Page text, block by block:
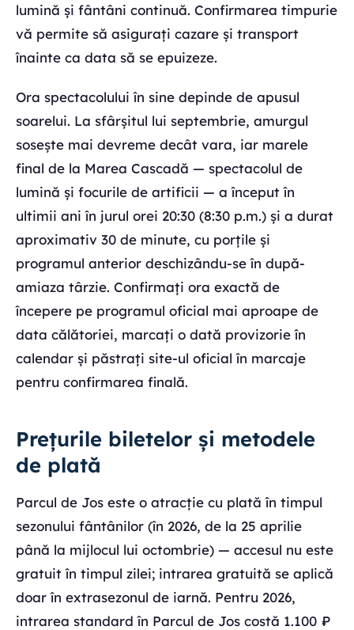
lumină și fântâni continuă. Confirmarea timpurie
vă permite să asigurați cazare și transport
înainte ca data să se epuizeze.
Ora spectacolului în sine depinde de apusul
soarelui. La sfârșitul lui septembrie, amurgul
sosește mai devreme decât vara, iar marele
final de la Marea Cascadă — spectacolul de
lumină și focurile de artificii — a început în
ultimii ani în jurul orei 20:30 (8:30 p.m.) și a durat
aproximativ 30 de minute, cu porțile și
programul anterior deschizându-se în după-
amiaza târzie. Confirmați ora exactă de
începere pe programul oficial mai aproape de
data călătoriei, marcați o dată provizorie în
calendar și păstrați site-ul oficial în marcaje
pentru confirmarea finală.
Prețurile biletelor și metodele
de plată
Parcul de Jos este o atracție cu plată în timpul
sezonului fântânilor (în 2026, de la 25 aprilie
până la mijlocul lui octombrie) — accesul nu este
gratuit în timpul zilei; intrarea gratuită se aplică
doar în extrasezonul de iarnă. Pentru 2026,
intrarea standard în Parcul de Jos costă 1.100 ₽